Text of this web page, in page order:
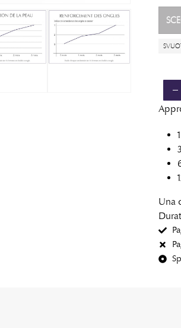
Una